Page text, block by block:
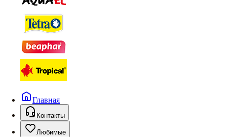
Главная
Контакты
Любимые